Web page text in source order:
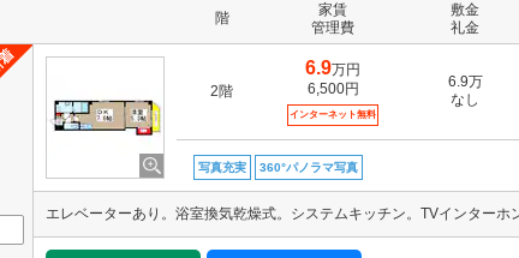
階
家賃
管理費
敷金
礼金
2階
6.9万円
6,500円
インターネット無料
6.9万
なし
写真充実 360°パノラマ写真